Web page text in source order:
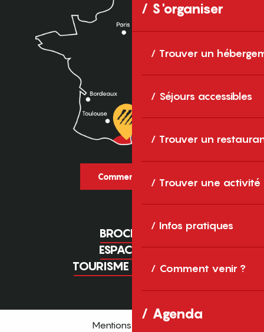
S'organiser
Trouver un
Séjours accessibles
Trouver un
Trouver une activité
Infos pratiques
Comment venir ?
Agenda
Comment venir ?
BROCHURES
ESPACE PRO
TOURISME D'AFFAIRES
Mentions légales